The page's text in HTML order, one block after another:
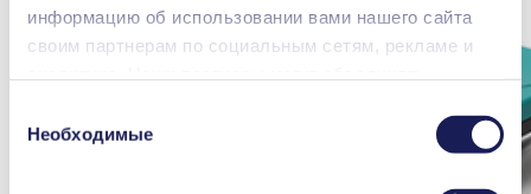
информацию об использовании вами нашего сайта
своим партнерам по социальным сетям, рекламе и
которая была предоставлена вами или получена в
процессе пользования их услугами. Вы можете в
любой момент аннулировать свое согласие, перейдя
согласия
Необходимые